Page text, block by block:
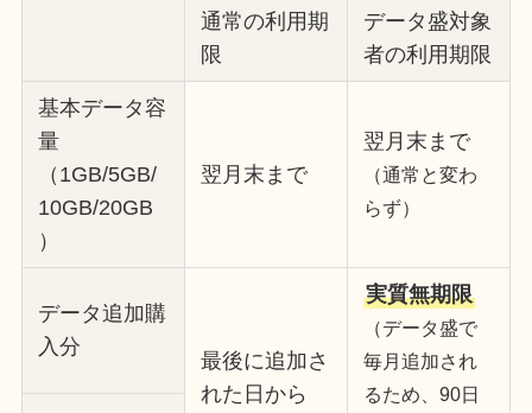
通常の利用期
限
データ盛対象
者の利用期限
基本データ容
量
（1GB/5GB/
10GB/20GB
）
翌月末まで
翌月末まで
（通常と変わ
らず）
データ追加購
入分
最後に追加さ
れた日から
実質無期限
（データ盛で
毎月追加され
るため、90日